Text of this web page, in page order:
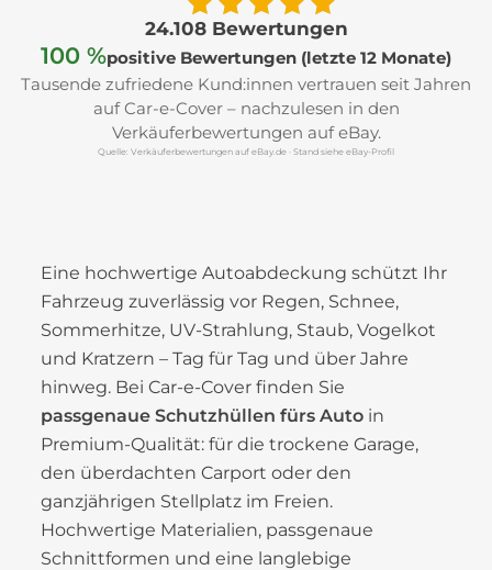
24.108 Bewertungen
100 %positive Bewertungen (letzte 12 Monate)
Tausende zufriedene Kund:innen vertrauen seit Jahren
auf Car-e-Cover – nachzulesen in den
Verkäuferbewertungen auf eBay.
Quelle: Verkäuferbewertungen auf eBay.de · Stand siehe eBay-Profil
Eine hochwertige Autoabdeckung schützt Ihr
Fahrzeug zuverlässig vor Regen, Schnee,
Sommerhitze, UV-Strahlung, Staub, Vogelkot
und Kratzern – Tag für Tag und über Jahre
hinweg. Bei Car-e-Cover finden Sie
passgenaue Schutzhüllen fürs Auto in
Premium-Qualität: für die trockene Garage,
den überdachten Carport oder den
ganzjährigen Stellplatz im Freien.
Hochwertige Materialien, passgenaue
Schnittformen und eine langlebige